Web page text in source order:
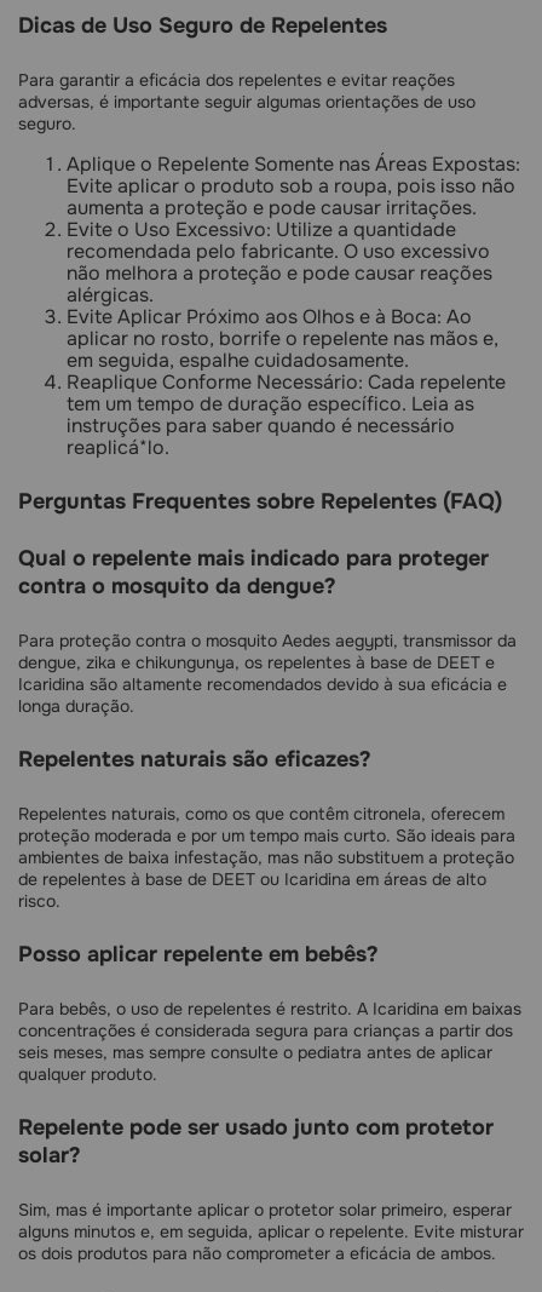
Dicas de Uso Seguro de Repelentes
Para garantir a eficácia dos repelentes e evitar reações
adversas, é importante seguir algumas orientações de uso
seguro.
Aplique o Repelente Somente nas Áreas Expostas:
Evite aplicar o produto sob a roupa, pois isso não
aumenta a proteção e pode causar irritações.
Evite o Uso Excessivo: Utilize a quantidade
recomendada pelo fabricante. O uso excessivo
não melhora a proteção e pode causar reações
alérgicas.
Evite Aplicar Próximo aos Olhos e à Boca: Ao
aplicar no rosto, borrife o repelente nas mãos e,
em seguida, espalhe cuidadosamente.
Reaplique Conforme Necessário: Cada repelente
tem um tempo de duração específico. Leia as
instruções para saber quando é necessário
reaplicá*lo.
Perguntas Frequentes sobre Repelentes (FAQ)
Qual o repelente mais indicado para proteger
contra o mosquito da dengue?
Para proteção contra o mosquito Aedes aegypti, transmissor da
dengue, zika e chikungunya, os repelentes à base de DEET e
Icaridina são altamente recomendados devido à sua eficácia e
longa duração.
Repelentes naturais são eficazes?
Repelentes naturais, como os que contêm citronela, oferecem
proteção moderada e por um tempo mais curto. São ideais para
ambientes de baixa infestação, mas não substituem a proteção
de repelentes à base de DEET ou Icaridina em áreas de alto
risco.
Posso aplicar repelente em bebês?
Para bebês, o uso de repelentes é restrito. A Icaridina em baixas
concentrações é considerada segura para crianças a partir dos
seis meses, mas sempre consulte o pediatra antes de aplicar
qualquer produto.
Repelente pode ser usado junto com protetor
solar?
Sim, mas é importante aplicar o protetor solar primeiro, esperar
alguns minutos e, em seguida, aplicar o repelente. Evite misturar
os dois produtos para não comprometer a eficácia de ambos.